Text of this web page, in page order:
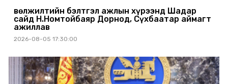
Өвөлжилтийн бэлтгэл ажлын хүрээнд Шадар
сайд Н.Номтойбаяр Дорнод, Сүхбаатар аймагт
ажиллав
2026-08-05 17:30:00